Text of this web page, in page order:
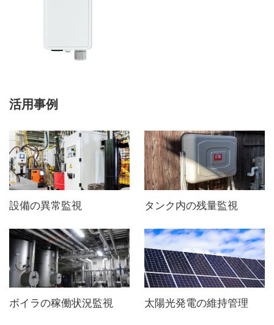
活用事例
設備の異常監視 タンク内の残量監視
ボイラの稼働状況監視 太陽光発電の維持管理